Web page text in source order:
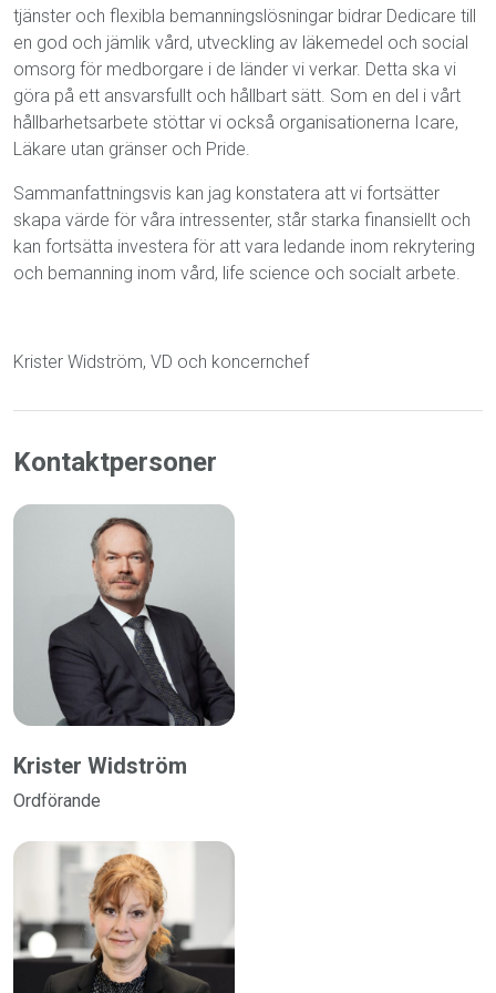
tjänster och flexibla bemanningslösningar bidrar Dedicare till
en god och jämlik vård, utveckling av läkemedel och social
omsorg för medborgare i de länder vi verkar. Detta ska vi
göra på ett ansvarsfullt och hållbart sätt. Som en del i vårt
hållbarhetsarbete stöttar vi också organisationerna Icare,
Läkare utan gränser och Pride.
Sammanfattningsvis kan jag konstatera att vi fortsätter
skapa värde för våra intressenter, står starka finansiellt och
kan fortsätta investera för att vara ledande inom rekrytering
och bemanning inom vård, life science och socialt arbete.
Krister Widström, VD och koncernchef
Kontaktpersoner
Krister Widström
Ordförande